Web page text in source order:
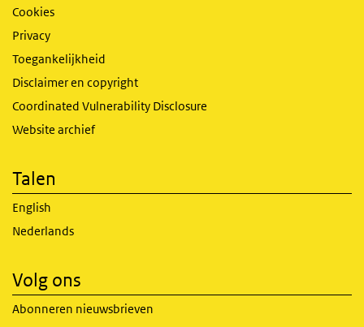
Cookies
Privacy
Toegankelijkheid
Disclaimer en copyright
Coordinated Vulnerability Disclosure
Website archief
Talen
English
Nederlands
Volg ons
Abonneren nieuwsbrieven